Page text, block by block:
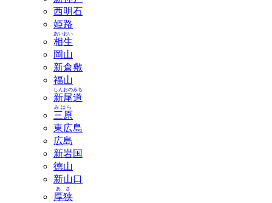
西明石
姫路
相生
あいおい
岡山
新倉敷
福山
新尾道
しんおのみち
三原
みはら
東広島
広島
新岩国
徳山
新山口
厚狭
あさ